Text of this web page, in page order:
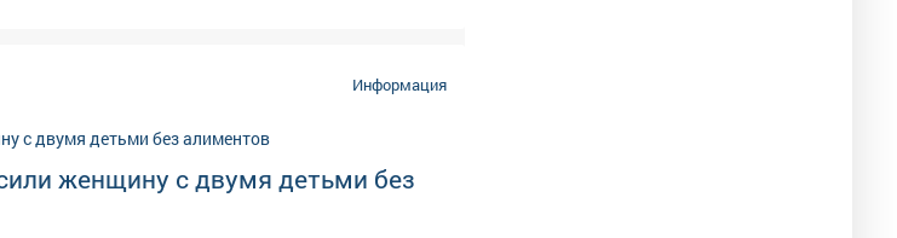
Информация
женщину с двумя детьми без